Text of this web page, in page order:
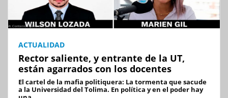
ACTUALIDAD
Rector saliente, y entrante de la UT,
están agarrados con los docentes
El cartel de la mafia politiquera: La tormenta que sacude
a la Universidad del Tolima. En política y en el poder hay